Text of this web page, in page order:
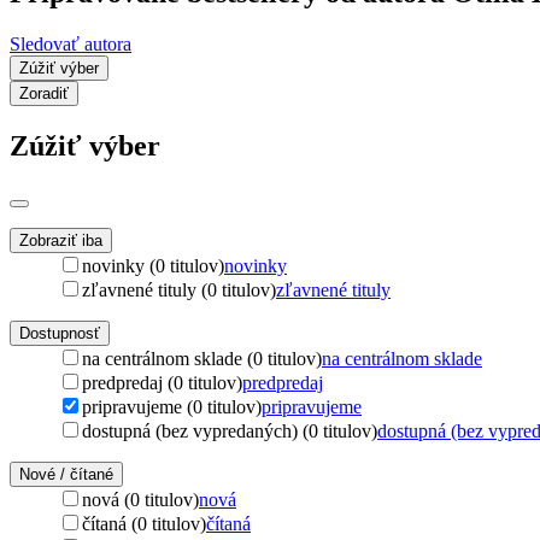
Sledovať autora
Zúžiť výber
Zoradiť
Zúžiť výber
Zobraziť iba
novinky (0 titulov)novinky
zľavnené tituly (0 titulov)zľavnené tituly
Dostupnosť
na centrálnom sklade (0 titulov)na centrálnom sklade
predpredaj (0 titulov)predpredaj
pripravujeme (0 titulov)pripravujeme
dostupná (bez vypredaných) (0 titulov)dostupná (bez
Nové / čítané
nová (0 titulov)nová
čítaná (0 titulov)čítaná